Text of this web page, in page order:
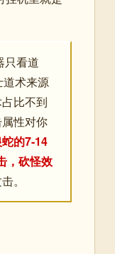
只看道
术来源
比不到
性对你
的7-14
，砍怪效
。